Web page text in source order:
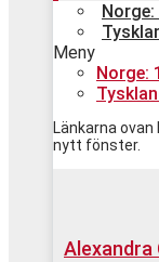
Meny
Norge:
Länkarna
nytt fönster.
Alexandra